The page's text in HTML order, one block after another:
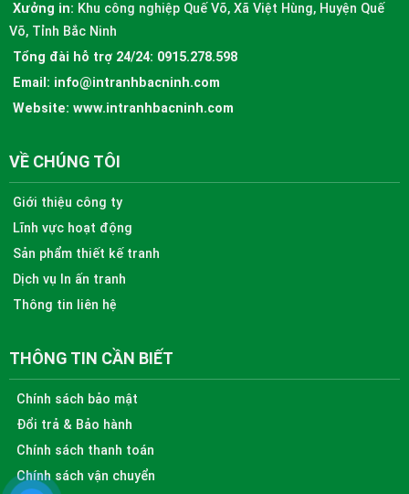
Xưởng in: Khu công nghiệp Quế Võ, Xã Việt Hùng, Huyện Quế
Võ, Tỉnh Bắc Ninh
Tổng đài hỗ trợ 24/24: 0915.278.598
Email: info@intranhbacninh.com
Website: www.intranhbacninh.com
VỀ CHÚNG TÔI
Giới thiệu công ty
Lĩnh vực hoạt động
Sản phẩm thiết kế tranh
Dịch vụ In ấn tranh
Thông tin liên hệ
THÔNG TIN CẦN BIẾT
Chính sách bảo mật
Đổi trả & Bảo hành
Chính sách thanh toán
Chính sách vận chuyển